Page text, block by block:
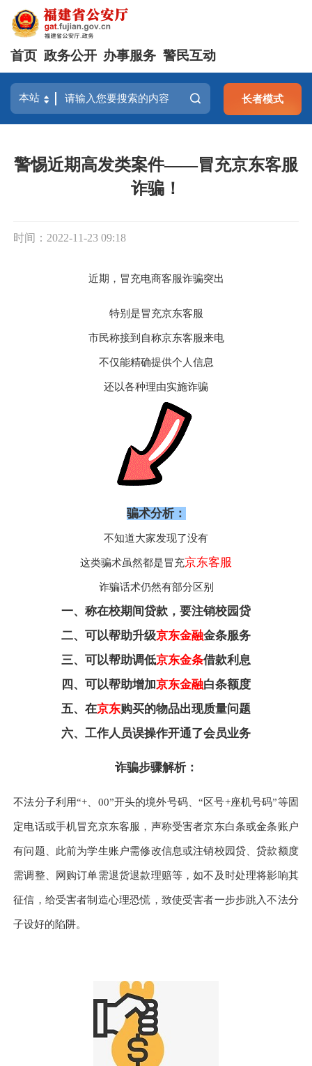
首页 政务公开 办事服务 警民互动
长者模式
警惕近期高发类案件——冒充京东客服
诈骗！
时间：2022-11-23 09:18
近期，冒充电商客服诈骗突出
特别是冒充京东客服
市民称接到自称京东客服来电
不仅能精确提供个人信息
还以各种理由实施诈骗
骗术分析：
不知道大家发现了没有
这类骗术虽然都是冒充京东客服
诈骗话术仍然有部分区别
一、称在校期间贷款，要注销校园贷
二、可以帮助升级京东金融金条服务
三、可以帮助调低京东金条借款利息
四、可以帮助增加京东金融白条额度
五、在京东购买的物品出现质量问题
六、工作人员误操作开通了会员业务
诈骗步骤解析：
不法分子利用“+、00”开头的境外号码、“区号+座机号码”等固
定电话或手机冒充京东客服，声称受害者京东白条或金条账户
有问题、此前为学生账户需修改信息或注销校园贷、贷款额度
需调整、网购订单需退货退款理赔等，如不及时处理将影响其
征信，给受害者制造心理恐慌，致使受害者一步步跳入不法分
子设好的陷阱。